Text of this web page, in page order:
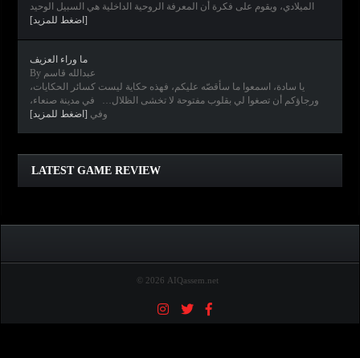
الميلادي، ويقوم على فكرة أن المعرفة الروحية الداخلية هي السبيل الوحيد
[اضغط للمزيد]
ما وراء العزيف
By عبدالله قاسم
يا سادة، اسمعوا ما سأقصّه عليكم، فهذه حكاية ليست كسائر الحكايات،
ورجاؤكم أن تصغوا لي بقلوب مفتوحة لا تخشى الظلال… في مدينة صنعاء،
وفي [اضغط للمزيد]
LATEST GAME REVIEW
Clair Obscur: Expedition 33
Diablo IV
Elden Ring
Horizon Forbidden West
© 2026 AIQassem.net